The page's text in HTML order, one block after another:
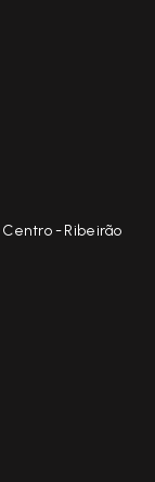
Centro - Ribeirão